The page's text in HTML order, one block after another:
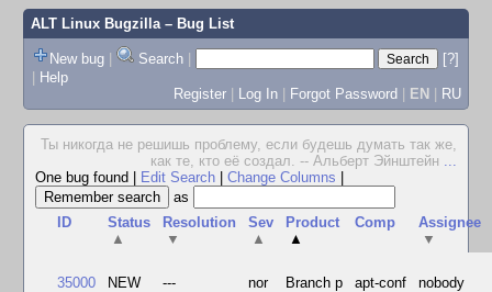
ALT Linux Bugzilla– Bug List
New bug | Search |
[?]
| Help
Register | Log In | Forgot Password | EN | RU
Ты никогда не решишь проблему, если будешь думать так же,
как те, кто её создал. -- Альберт Эйнштейн ...
One bug found
Edit Search Change Columns
as
ID
Status
▲
Resolution
▼
Sev
▲
Product
▲
Comp
Assignee
▼
35000 NEW --- nor Branch p apt-conf nobody